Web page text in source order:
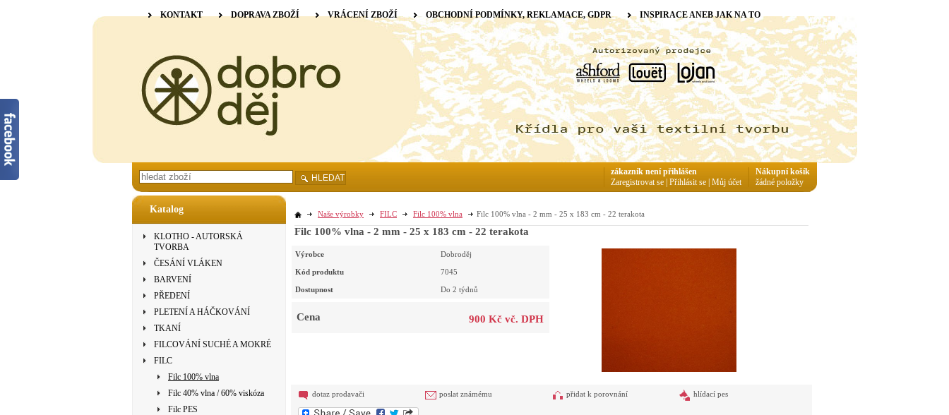
Katalog
KLOTHO - AUTORSKÁ
TVORBA
ČESÁNÍ VLÁKEN
BARVENÍ
PŘEDENÍ
PLETENÍ A HÁČKOVÁNÍ
TKANÍ
FILCOVÁNÍ SUCHÉ A MOKRÉ
FILC
Filc 100% vlna
Filc 40% vlna / 60% viskóza
Filc PES
Naše výrobky FILC Filc 100% vlna Filc 100% vlna - 2 mm - 25 x 183 cm - 22 terakota
Filc 100% vlna - 2 mm - 25 x 183 cm - 22 terakota
Výrobce Dobroděj
Kód produktu 7045
Dostupnost Do 2 týdnů
Cena 900 Kč vč. DPH
dotaz prodavači poslat známému přidat k porovnání hlídací pes
KONTAKT DOPRAVA ZBOŽÍ VRÁCENÍ ZBOŽÍ OBCHODNÍ PODMÍNKY, REKLAMACE, GDPR INSPIRACE ANEB JAK NA TO
HLEDAT
Nákupní košík
žádné položky
zákazník není přihlášen
Zaregistrovat se Přihlásit se Můj účet